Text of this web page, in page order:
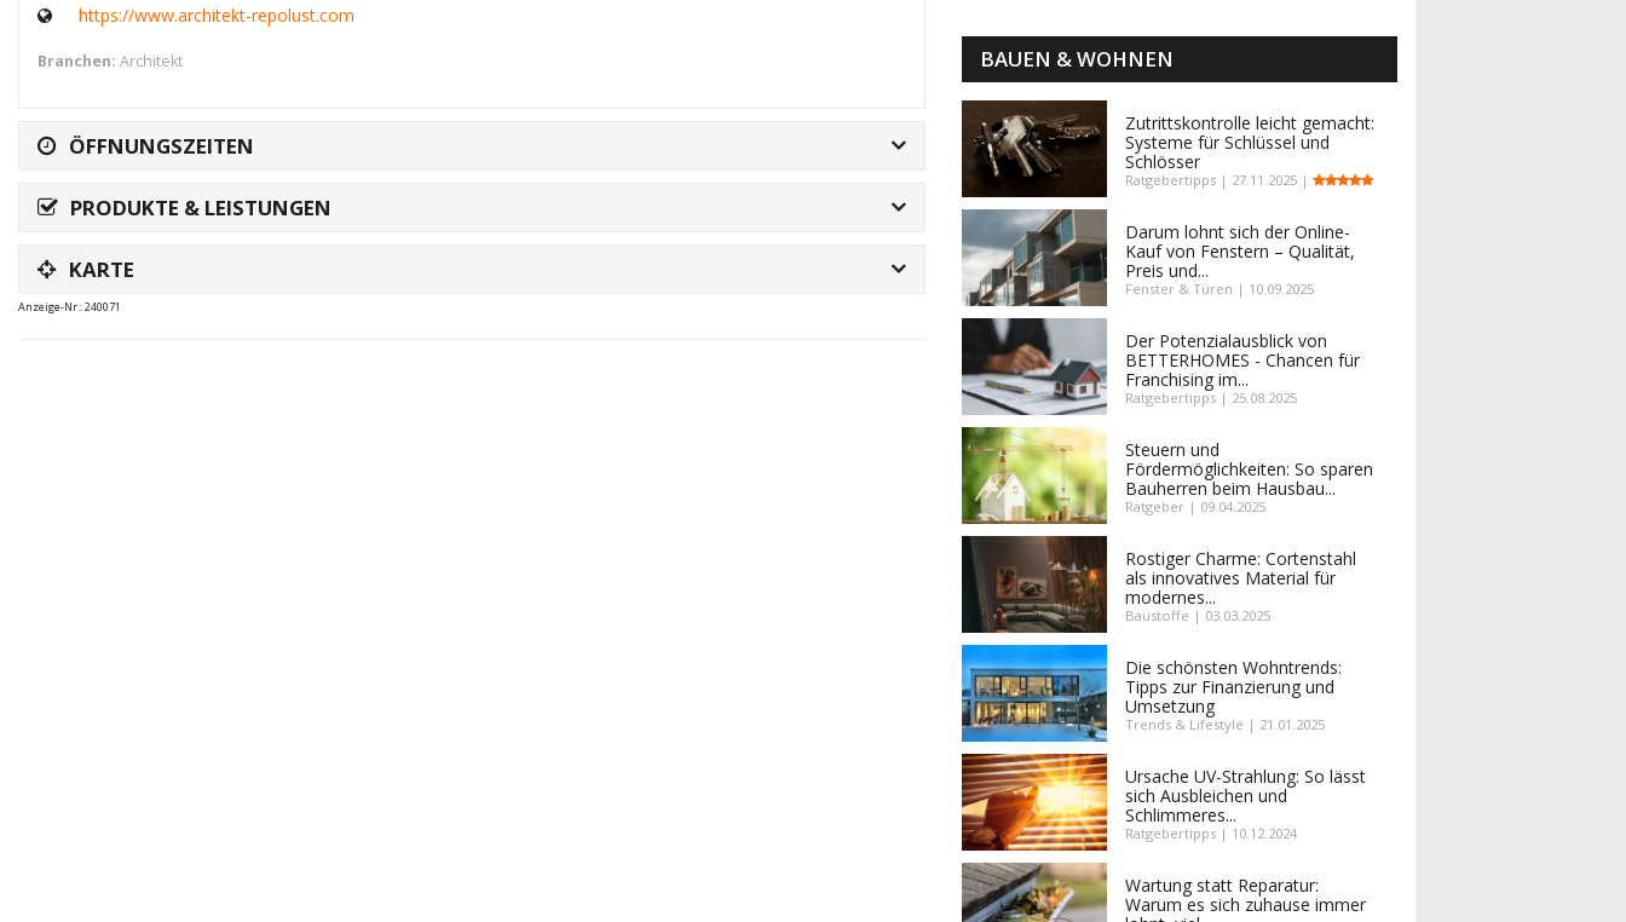
https://www.architekt-repolust.com
Branchen: Architekt
ÖFFNUNGSZEITEN
PRODUKTE & LEISTUNGEN
KARTE
Anzeige-Nr.: 240071
BAUEN & WOHNEN
Zutrittskontrolle leicht gemacht:
Systeme für Schlüssel und
Schlösser
Ratgebertipps | 27.11.2025 |
Darum lohnt sich der Online-
Kauf von Fenstern – Qualität,
Preis und...
Fenster & Türen | 10.09.2025
Der Potenzialausblick von
BETTERHOMES - Chancen für
Franchising im...
Ratgebertipps | 25.08.2025
Steuern und
Fördermöglichkeiten: So sparen
Bauherren beim Hausbau...
Ratgeber | 09.04.2025
Rostiger Charme: Cortenstahl
als innovatives Material für
modernes...
Baustoffe | 03.03.2025
Die schönsten Wohntrends:
Tipps zur Finanzierung und
Umsetzung
Trends & Lifestyle | 21.01.2025
Ursache UV-Strahlung: So lässt
sich Ausbleichen und
Schlimmeres...
Ratgebertipps | 10.12.2024
Wartung statt Reparatur:
Warum es sich zuhause immer